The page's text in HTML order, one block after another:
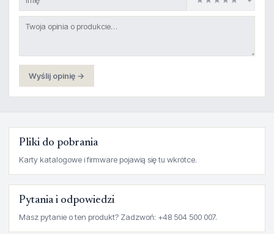
Wyślij opinię →
Pliki do pobrania
Karty katalogowe i firmware pojawią się tu wkrótce.
Pytania i odpowiedzi
Masz pytanie o ten produkt? Zadzwoń: +48 504 500 007.